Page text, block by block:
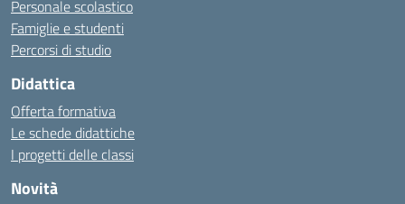
Personale scolastico
Famiglie e studenti
Percorsi di studio
Didattica
Offerta formativa
Le schede didattiche
I progetti delle classi
Novità